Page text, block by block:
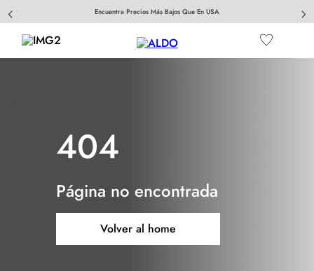
Encuentra Precios Más Bajos Que En USA
404
Página no encontrada
Volver al home